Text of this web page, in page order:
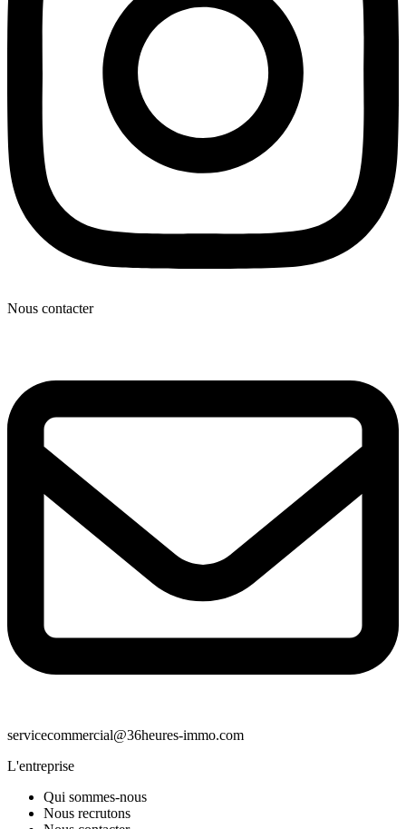
Nous contacter
servicecommercial@36heures-immo.com
L'entreprise
Qui sommes-nous
Nous recrutons